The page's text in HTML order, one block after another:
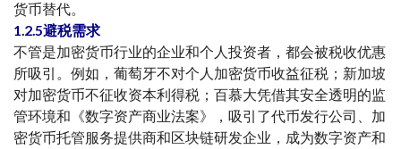
货币替代。
1.2.5避税需求
不管是加密货币行业的企业和个人投资者，都会被税收优惠
所吸引。例如，葡萄牙不对个人加密货币收益征税；新加坡
对加密货币不征收资本利得税；百慕大凭借其安全透明的监
管环境和《数字资产商业法案》，吸引了代币发行公司、加
密货币托管服务提供商和区块链研发企业，成为数字资产和